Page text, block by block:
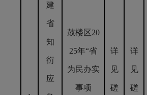
建
省
知
衍
应
鼓楼区20
25年“省
为民办实
事项
详
见
磋
详
见
磋